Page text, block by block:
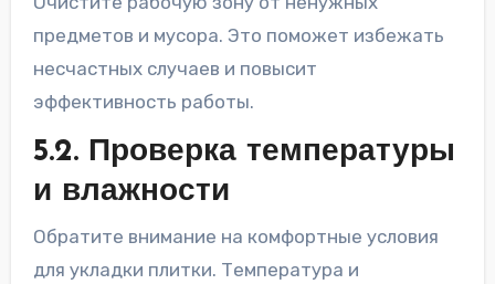
предметов и мусора. Это поможет избежать
несчастных случаев и повысит
эффективность работы.
5.2. Проверка температуры
и влажности
Обратите внимание на комфортные условия
для укладки плитки. Температура и